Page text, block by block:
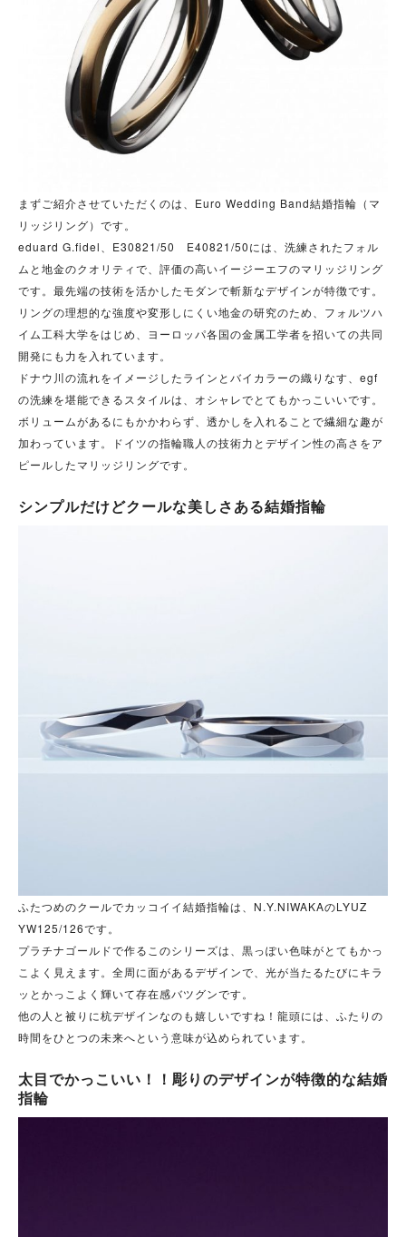
まずご紹介させていただくのは、Euro Wedding Band結婚指輪（マ
リッジリング）です。
eduard G.fidel、E30821/50 E40821/50には、洗練されたフォル
ムと地金のクオリティで、評価の高いイージーエフのマリッジリング
です。最先端の技術を活かしたモダンで斬新なデザインが特徴です。
リングの理想的な強度や変形しにくい地金の研究のため、フォルツハ
イム工科大学をはじめ、ヨーロッパ各国の金属工学者を招いての共同
開発にも力を入れています。
ドナウ川の流れをイメージしたラインとバイカラーの織りなす、egf
の洗練を堪能できるスタイルは、オシャレでとてもかっこいいです。
ボリュームがあるにもかかわらず、透かしを入れることで繊細な趣が
加わっています。ドイツの指輪職人の技術力とデザイン性の高さをア
ピールしたマリッジリングです。
シンプルだけどクールな美しさある結婚指輪
ふたつめのクールでカッコイイ結婚指輪は、N.Y.NIWAKAのLYUZ
YW125/126です。
プラチナゴールドで作るこのシリーズは、黒っぽい色味がとてもかっ
こよく見えます。全周に面があるデザインで、光が当たるたびにキラ
ッとかっこよく輝いて存在感バツグンです。
他の人と被りに杭デザインなのも嬉しいですね！龍頭には、ふたりの
時間をひとつの未来へという意味が込められています。
太目でかっこいい！！彫りのデザインが特徴的な結婚
指輪